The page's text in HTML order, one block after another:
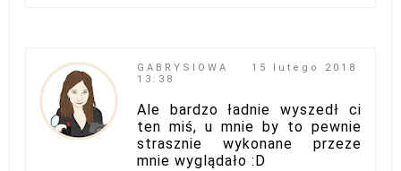
GABRYSIOWA
15 lutego 2018
13:38
Ale bardzo ładnie wyszedł ci
ten miś, u mnie by to pewnie
strasznie wykonane przeze
mnie wyglądało :D